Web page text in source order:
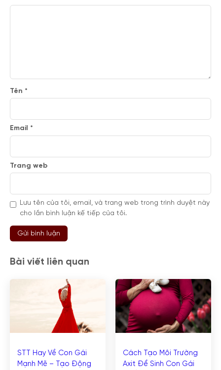
Tên *
Email *
Trang web
Lưu tên của tôi, email, và trang web trong trình duyệt này
cho lần bình luận kế tiếp của tôi.
Bài viết liên quan
STT Hay Về Con Gái
Mạnh Mẽ – Tạo Động
Cách Tạo Môi Trường
Axit Để Sinh Con Gái